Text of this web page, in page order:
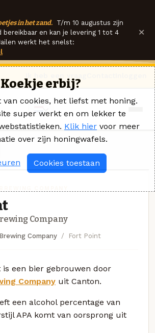
in het zand. T/m 10 augustus zijn
en kan je levering 1 tot 4
werkt het snelst:
×
Company
Company Fort Point
is een bier gebrouwen door
Company uit Canton.
een alcohol percentage van
APA komt van oorsprong uit
Koekje erbij?
van cookies, het liefst met honing.
super werkt en om lekker te
Klik hier voor meer
over zijn honingwafels.
Cookies toestaan